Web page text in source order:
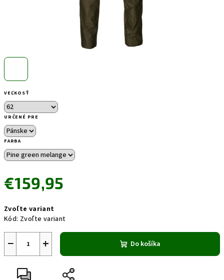
VEĽKOSŤ
URČENÉ PRE
FARBA
€159,95
cena:
Zvoľte variant
Kód: Zvoľte variant
+
− Do košíka